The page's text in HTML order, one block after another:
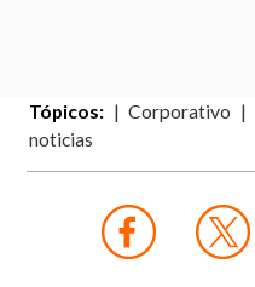
Tópicos: Corporativo
noticias